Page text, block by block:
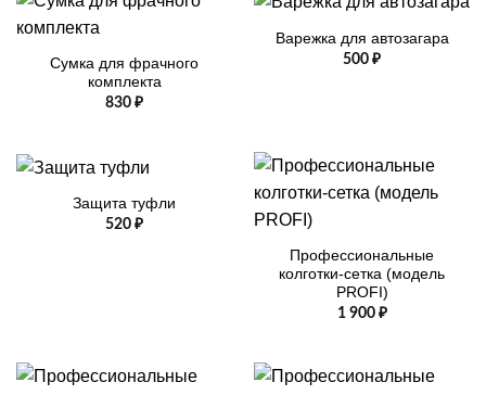
Сумка для фрачного
комплекта
830 ₽
Варежка для автозагара
500 ₽
Защита туфли
520 ₽
Профессиональные
колготки-сетка (модель
PROFI)
1 900 ₽